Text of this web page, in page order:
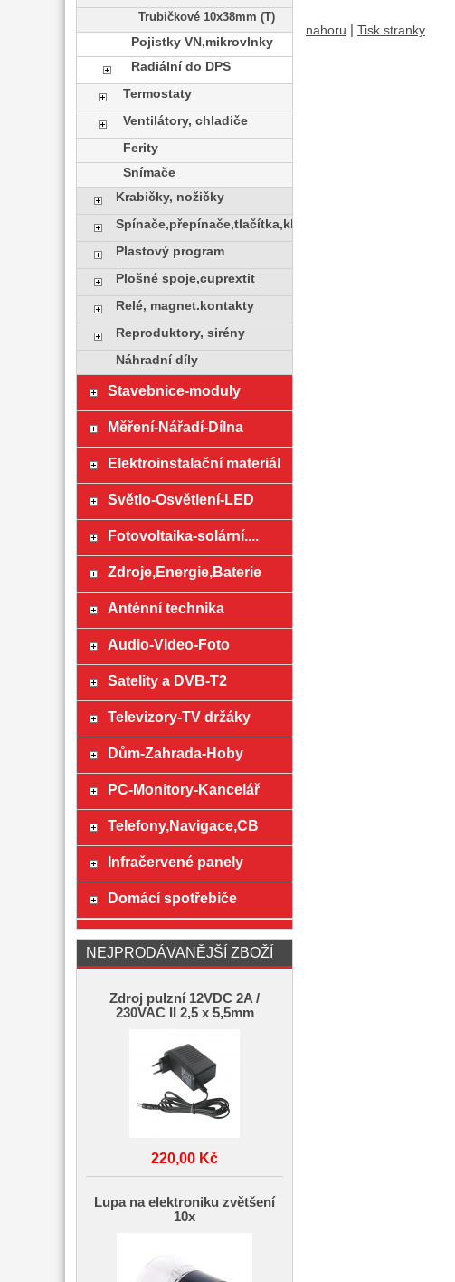
nahoru Tisk stranky
Trubičkové 10x38mm (T)
Pojistky VN,mikrovlnky
Radiální do DPS
Termostaty
Ventilátory, chladiče
Ferity
Snímače
Krabičky, nožičky
Spínače,přepínače,tlačítka,klávesy
Plastový program
Plošné spoje,cuprextit
Relé, magnet.kontakty
Reproduktory, sirény
Náhradní díly
Stavebnice-moduly
Měření-Nářadí-Dílna
Elektroinstalační materiál
Světlo-Osvětlení-LED
Fotovoltaika-solární....
Zdroje,Energie,Baterie
Anténní technika
Audio-Video-Foto
Satelity a DVB-T2
Televizory-TV držáky
Dům-Zahrada-Hoby
PC-Monitory-Kancelář
Telefony,Navigace,CB
Infračervené panely
Domácí spotřebiče
NEJPRODÁVANĚJŠÍ ZBOŽÍ
Zdroj pulzní 12VDC 2A /
230VAC II 2,5 x 5,5mm
220,00 Kč
Lupa na elektroniku zvětšení
10x